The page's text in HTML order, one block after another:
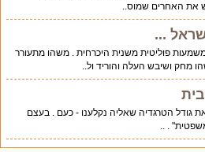
האחרים שמוס..
...
פוליטית משנית היכרחית . משהו מתעורר
ושיבש העלה והוריד ול..
הטרגדיה שאליה נקלענו - כעם . בעצם
. ..